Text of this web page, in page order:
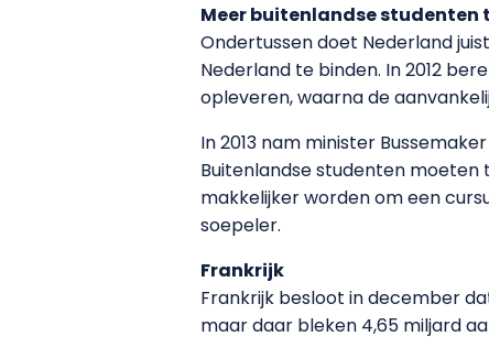
Meer buitenlandse studenten
Ondertussen doet Nederland
Nederland te binden. In 2012
opleveren, waarna de
In 2013 nam minister
Buitenlandse studenten moeten
makkelijker worden om een
soepeler.
Frankrijk
Frankrijk besloot in december
maar daar bleken 4,65 miljard